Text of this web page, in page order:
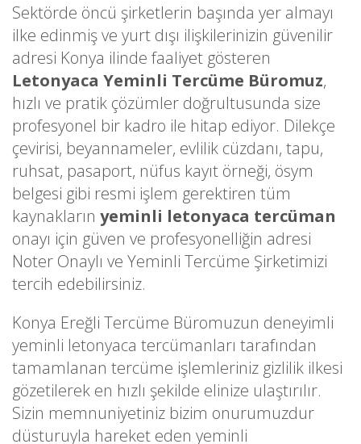
Sektörde öncü şirketlerin başında yer almayı
ilke edinmiş ve yurt dışı ilişkilerinizin güvenilir
adresi Konya ilinde faaliyet gösteren
Letonyaca Yeminli Tercüme Büromuz,
hızlı ve pratik çözümler doğrultusunda size
profesyonel bir kadro ile hitap ediyor. Dilekçe
çevirisi, beyannameler, evlilik cüzdanı, tapu,
ruhsat, pasaport, nüfus kayıt örneği, ösym
belgesi gibi resmi işlem gerektiren tüm
kaynakların yeminli letonyaca tercüman
onayı için güven ve profesyonelliğin adresi
Noter Onaylı ve Yeminli Tercüme Şirketimizi
tercih edebilirsiniz.
Konya Ereğli Tercüme Büromuzun deneyimli
yeminli letonyaca tercümanları tarafından
tamamlanan tercüme işlemleriniz gizlilik ilkesi
gözetilerek en hızlı şekilde elinize ulaştırılır.
Sizin memnuniyetiniz bizim onurumuzdur
düsturuyla hareket eden yeminli